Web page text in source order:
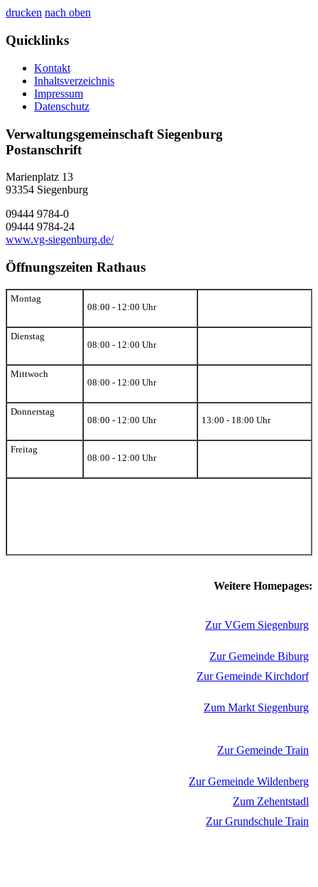
drucken nach oben
Quicklinks
Kontakt
Inhaltsverzeichnis
Impressum
Datenschutz
Verwaltungsgemeinschaft Siegenburg
Postanschrift
Marienplatz 13
93354 Siegenburg
09444 9784-0
09444 9784-24
www.vg-siegenburg.de/
Öffnungszeiten Rathaus
Montag
08:00 - 12:00 Uhr
Dienstag
08:00 - 12:00 Uhr
Mittwoch
08:00 - 12:00 Uhr
Donnerstag
08:00 - 12:00 Uhr
13:00 - 18:00 Uhr
Freitag
08:00 - 12:00 Uhr
Weitere Homepages:
Zur VGem Siegenburg
Zur Gemeinde Biburg
Zur Gemeinde Kirchdorf
Zum Markt Siegenburg
Zur Gemeinde Train
Zur Gemeinde Wildenberg
Zum Zehentstadl
Zur Grundschule Train